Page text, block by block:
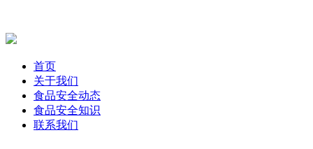
首页
关于我们
食品安全动态
食品安全知识
联系我们